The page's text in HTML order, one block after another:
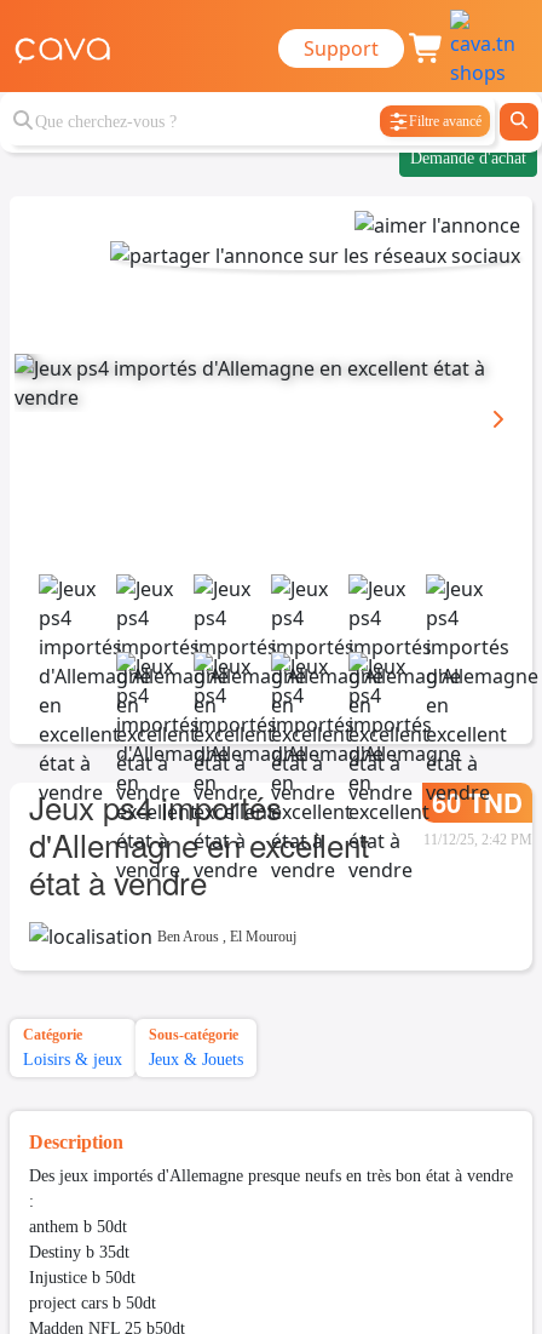
Support
Filtre avancé
Demande d'achat
Jeux ps4 importés
d'Allemagne en excellent
état à vendre
60 TND
11/12/25, 2:42 PM
Ben Arous , El Mourouj
Catégorie
Loisirs & jeux
Sous-catégorie
Jeux & Jouets
Description
Des jeux importés d'Allemagne presque neufs en très bon état à vendre
:
anthem b 50dt
Destiny b 35dt
Injustice b 50dt
project cars b 50dt
Madden NFL 25 b50dt